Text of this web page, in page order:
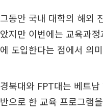
그동안 국내 대학의 해외
았지만 이번에는 교육과
에 도입한다는 점에서 의
경북대와 FPT대는 베트
반으로 한 교육 프로그램